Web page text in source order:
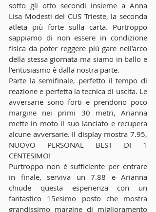
sotto gli otto secondi insieme a Anna
Lisa Modesti del CUS Trieste, la seconda
atleta più forte sulla carta. Purtroppo
sappiamo di non essere in condizione
fisica da poter reggere più gare nell’arco
della stessa giornata ma siamo in ballo e
l’entusiasmo è dalla nostra parte.
Parte la semifinale, perfetto il tempo di
reazione e perfetta la tecnica di uscita. Le
avversarie sono forti e prendono poco
margine nei primi 30 metri, Arianna
mette in moto il suo lanciato e recupera
alcune avversarie. Il display mostra 7.95,
NUOVO PERSONAL BEST DI 1
CENTESIMO!
Purtroppo non è sufficiente per entrare
in finale, serviva un 7.88 e Arianna
chiude questa esperienza con un
fantastico 15esimo posto che mostra
grandissimo margine di miglioramento